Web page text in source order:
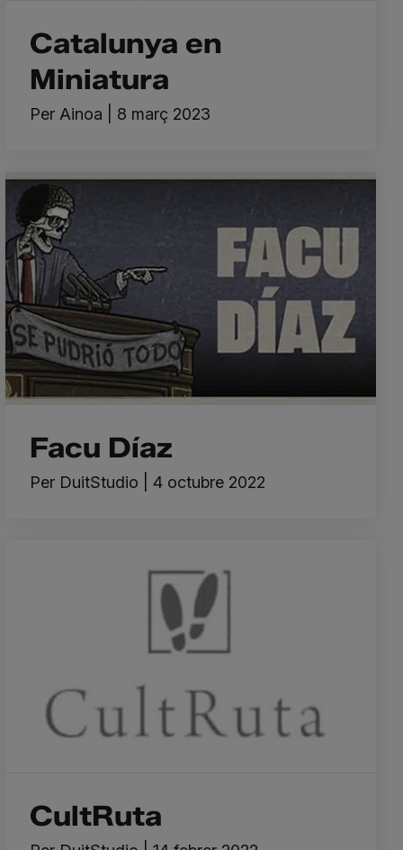
Catalunya en
Miniatura
Per Ainoa 8 març 2023
Facu Díaz
Per DuitStudio 4 octubre 2022
CultRuta